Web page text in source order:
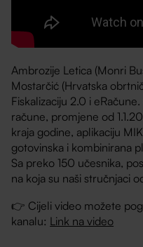
Ambrozije Letica (Monri
Mostarčić (Hrvatska
Fiskalizaciju 2.0 i
račune, promjene od
kraja godine, aplikaciju
gotovinska i kombinirana
Sa preko 150 učesnika,
na koja su naši stručnjaci
👉 Cijeli video možete
kanalu: Link na video